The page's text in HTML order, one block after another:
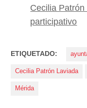
Cecilia
participativo
ETIQUETADO:
Cecilia Patrón Laviada
Mérida